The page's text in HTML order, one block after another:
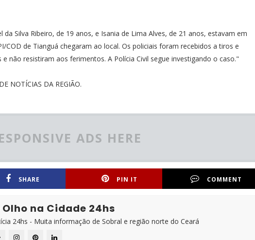
Silva Ribeiro, de 19 anos, e Isania de Lima Alves, de 21 anos, estavam em
COD de Tianguá chegaram ao local. Os policiais foram recebidos a tiros e
não resistiram aos ferimentos. A Polícia Civil segue investigando o caso."
NOTÍCIAS DA REGIÃO.
ADS HERE
SHARE PIN IT COMMENT
na Cidade 24hs
24hs - Muita informação de Sobral e região norte do Ceará